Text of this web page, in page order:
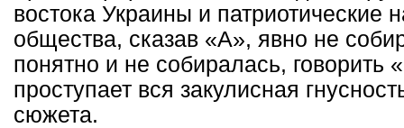
востока Украины и патриотические
общества, сказав «А», явно не
понятно и не собиралась,
проступает вся закулисная
сюжета.